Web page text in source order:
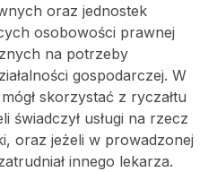
oraz jednostek
osobowości prawnej
na potrzeby
gospodarczej. W
skorzystać z ryczałtu
świadczył usługi na rzecz
oraz jeżeli w prowadzonej
innego lekarza.